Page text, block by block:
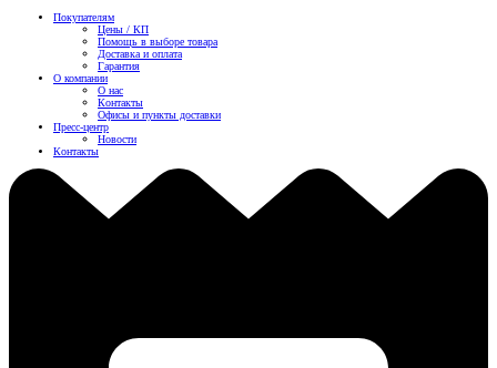
Покупателям
Цены / КП
Помощь в выборе товара
Доставка и оплата
Гарантия
О компании
О нас
Контакты
Офисы и пункты доставки
Пресс-центр
Новости
Контакты